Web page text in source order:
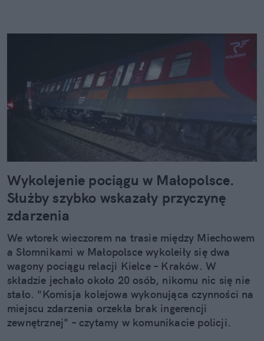
Wykolejenie pociągu w Małopolsce.
Służby szybko wskazały przyczynę
zdarzenia
We wtorek wieczorem na trasie między Miechowem
a Słomnikami w Małopolsce wykoleiły się dwa
wagony pociągu relacji Kielce – Kraków. W
składzie jechało około 20 osób, nikomu nic się nie
stało. "Komisja kolejowa wykonująca czynności na
miejscu zdarzenia orzekła brak ingerencji
zewnętrznej" – czytamy w komunikacie policji.